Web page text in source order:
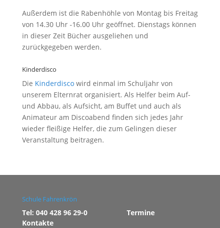
Außerdem ist die Rabenhöhle von Montag bis Freitag
von 14.30 Uhr -16.00 Uhr geöffnet. Dienstags können
in dieser Zeit Bücher ausgeliehen und
zurückgegeben werden.
Kinderdisco
Die Kinderdiscowird einmal im Schuljahr von
unserem Elternrat organisiert. Als Helfer beim Auf-
und Abbau, als Aufsicht, am Buffet und auch als
Animateur am Discoabend finden sich jedes Jahr
wieder fleißige Helfer, die zum Gelingen dieser
Veranstaltung beitragen.
Schule Fahrenkrön
Tel: 040 428 96 29-0 Termine
Kontakte